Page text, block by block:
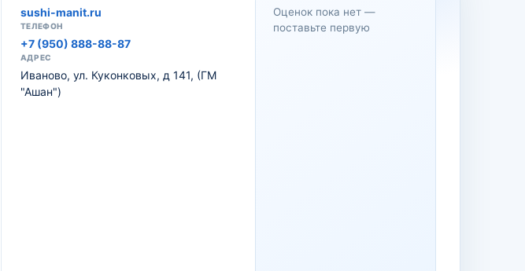
sushi-manit.ru
ТЕЛЕФОН
+7 (950) 888-88-87
АДРЕС
Иваново, ул. Куконковых, д 141, (ГМ
"Ашан")
Оценок пока нет —
поставьте первую